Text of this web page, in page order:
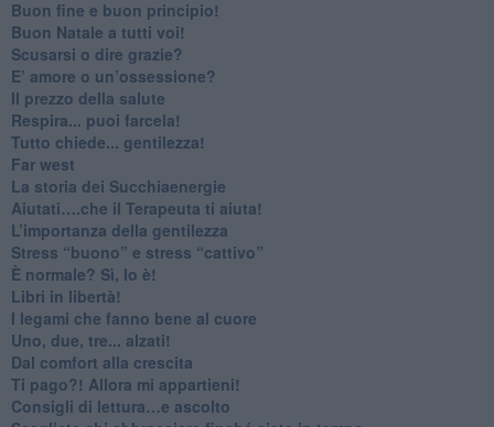
Buon fine e buon principio!
​Buon Natale a tutti voi!
​Scusarsi o dire grazie?
​E’ amore o un’ossessione?
​Il prezzo della salute
​Respira... puoi farcela!
​Tutto chiede... gentilezza!
​Far west
​La storia dei Succhiaenergie
​Aiutati….che il Terapeuta ti aiuta!
​L’importanza della gentilezza
​Stress “buono” e stress “cattivo”
​È normale? Sì, lo è!
​Libri in libertà!
​I legami che fanno bene al cuore
Uno, due, tre... alzati!​
​Dal comfort alla crescita
​Ti pago?! Allora mi appartieni!​
​Consigli di lettura…e ascolto